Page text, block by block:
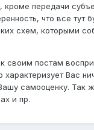
кроме передачи
что все тут
схем, которыми
своим постам
Вас
самооценку. Так
и пр.